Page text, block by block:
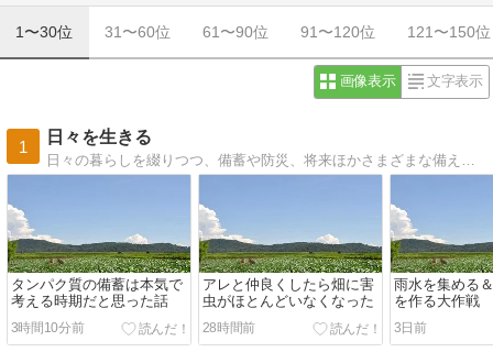
1〜30位 31〜60位 61〜90位 91〜120位 121〜150位
画像表示 文字表示
1
日々を生きる
タンパク質の備蓄は本気で
考える時期だと思った話
3時間10分前
アレと仲良くしたら畑に害
虫がほとんどいなくなった
28時間前
雨水を集める
を作る大作戦
3日前